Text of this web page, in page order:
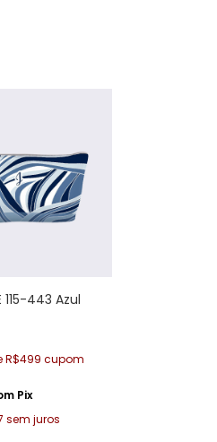
115-443 Azul
R$499 cupom
Pix
sem juros